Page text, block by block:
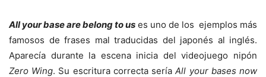
All your base are belong to us es uno de los ejemplos más
famosos de frases mal traducidas del japonés al inglés.
Aparecía durante la escena inicia del videojuego nipón
Zero Wing. Su escritura correcta seríaAll your bases now